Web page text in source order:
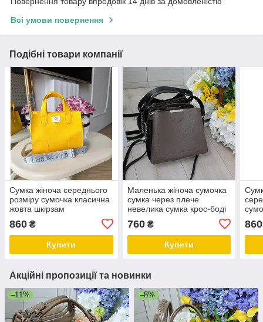
Всі умови повернення
Подібні товари компанії
Сумка жіноча середнього
розміру сумочка класична
жовта шкірзам
860 ₴
Купити
Маленька жіноча сумочка
сумка через плече
невелика сумка крос-боді
760₴
Купити
860
Акційні пропозиції та новинки
–11% –8%